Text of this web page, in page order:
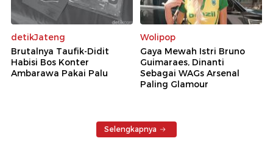
detikJateng
Brutalnya Taufik-Didit
Habisi Bos Konter
Ambarawa Pakai Palu
Wolipop
Gaya Mewah Istri Bruno
Guimaraes, Dinanti
Sebagai WAGs Arsenal
Paling Glamour
Selengkapnya